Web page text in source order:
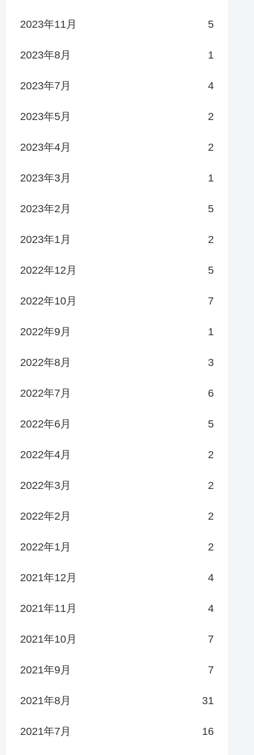
2023年11月 5
2023年8月 1
2023年7月 4
2023年5月 2
2023年4月 2
2023年3月 1
2023年2月 5
2023年1月 2
2022年12月 5
2022年10月 7
2022年9月 1
2022年8月 3
2022年7月 6
2022年6月 5
2022年4月 2
2022年3月 2
2022年2月 2
2022年1月 2
2021年12月 4
2021年11月 4
2021年10月 7
2021年9月 7
2021年8月 31
2021年7月 16